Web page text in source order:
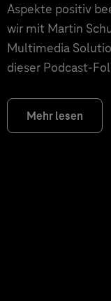
Aspekte positiv
wir mit Martin
Multimedia
dieser Podcast-
Mehr lesen